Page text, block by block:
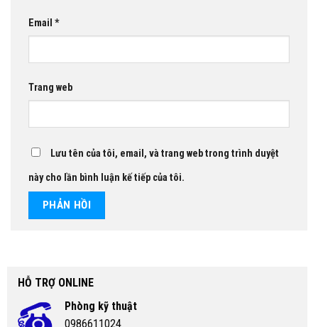
Email *
Trang web
Lưu tên của tôi, email, và trang web trong trình duyệt
này cho lần bình luận kế tiếp của tôi.
HỖ TRỢ ONLINE
Phòng kỹ thuật
0986611024